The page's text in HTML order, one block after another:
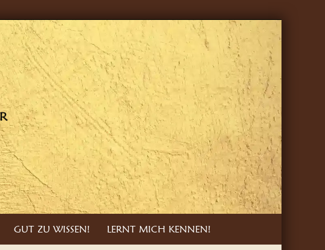
GUT ZU WISSEN! LERNT MICH KENNEN!